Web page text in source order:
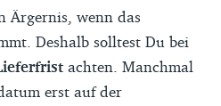
Ärgernis, wenn das
Deshalb solltest Du bei
achten. Manchmal
erst auf der